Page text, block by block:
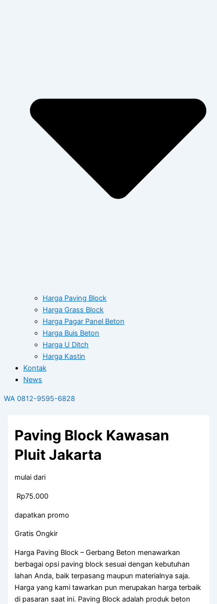
Harga Paving Block
Harga Grass Block
Harga Pagar Panel Beton
Harga Buis Beton
Harga U Ditch
Harga Kastin
Kontak
News
WA 0812-9595-6828
Paving Block Kawasan
Pluit Jakarta
mulai dari
Rp75.000
dapatkan promo
Gratis Ongkir
Harga Paving Block – Gerbang Beton menawarkan
berbagai opsi paving block sesuai dengan kebutuhan
lahan Anda, baik terpasang maupun materialnya saja.
Harga yang kami tawarkan pun merupakan harga terbaik
di pasaran saat ini. Paving Block adalah produk beton